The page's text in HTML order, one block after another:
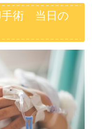
手術 当日の